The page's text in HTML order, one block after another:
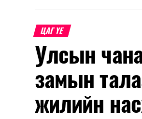
ЦАГ ҮЕ
Улсын
замын
жилийн